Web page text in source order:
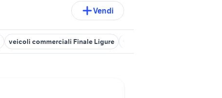
Vendi
veicoli commerciali Finale Ligure